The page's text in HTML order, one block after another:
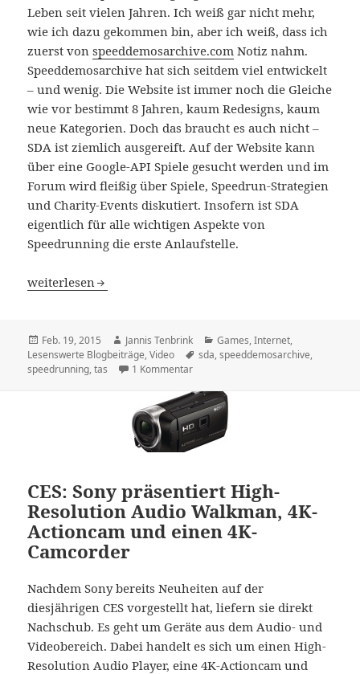
Leben seit vielen Jahren. Ich weiß gar nicht mehr,
wie ich dazu gekommen bin, aber ich weiß, dass ich
zuerst vonspeeddemosarchive.com Notiz nahm.
Speeddemosarchive hat sich seitdem viel entwickelt
– und wenig. Die Website ist immer noch die Gleiche
wie vor bestimmt 8 Jahren, kaum Redesigns, kaum
neue Kategorien. Doch das braucht es auch nicht –
SDA ist ziemlich ausgereift. Auf der Website kann
über eine Google-API Spiele gesucht werden und im
Forum wird fleißig über Spiele, Speedrun-Strategien
und Charity-Events diskutiert. Insofern ist SDA
eigentlich für alle wichtigen Aspekte von
Speedrunning die erste Anlaufstelle.
Speedrunning – Die Kunst des schnellen Spielens
weiterlesen
Veröffentlicht
am
Feb. 19, 2015 Autor
Jannis Tenbrink Kategorien
Games,Internet,
Lesenswerte Blogbeiträge,Video Schlagwörter
sda,speeddemosarchive,
speedrunning,tas 1 Kommentarzu Speedrunning – Die Kunst des
CES: Sony präsentiert High-
Resolution Audio Walkman, 4K-
Actioncam und einen 4K-
Camcorder
Nachdem Sony bereits Neuheiten auf der
diesjährigen CES vorgestellt hat, liefern sie direkt
Nachschub. Es geht um Geräte aus dem Audio- und
Videobereich. Dabei handelt es sich um einen High-
Resolution Audio Player, eine 4K-Actioncam und